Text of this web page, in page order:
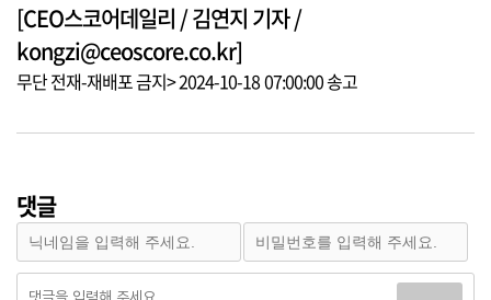
[CEO스코어데일리 / 김연지 기자 /
kongzi@ceoscore.co.kr]
무단 전재-재배포 금지> 2024-10-18 07:00:00 송고
댓글